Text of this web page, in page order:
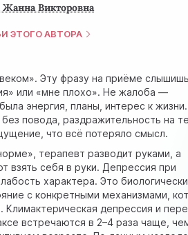
Жанна Викторовна
ЭТОГО АВТОРА
Эту фразу на приёме
или «мне плохо». Не жалоба —
энергия, планы, интерес к жизни.
повода, раздражительность на
что всё потеряло смысл.
терапевт разводит руками, а
взять себя в руки. Депрессия при
характера. Это биологически
с конкретными механизмами,
Климактерическая депрессия и
встречаются в 2–4 раза чаще,